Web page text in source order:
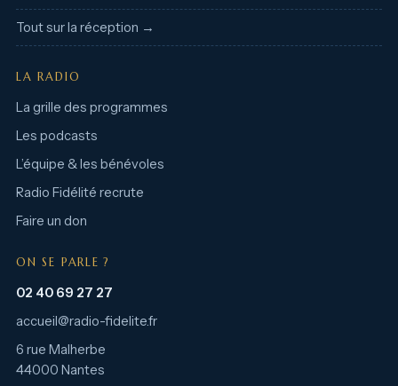
Tout sur la réception →
LA RADIO
La grille des programmes
Les podcasts
L’équipe & les bénévoles
Radio Fidélité recrute
Faire un don
ON SE PARLE ?
02 40 69 27 27
accueil@radio-fidelite.fr
6 rue Malherbe
44000 Nantes